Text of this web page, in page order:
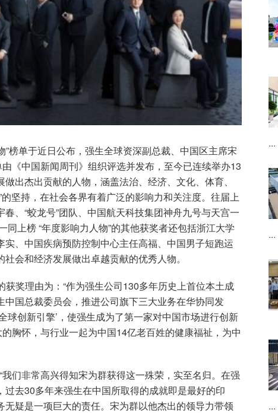
”榜单于近日公布，强生全球资深副总裁、中国区主席宋
《中国新闻周刊》组织评选并发布，至今已连续举办13
出杰出贡献的人物，涵盖法治、经济、文化、体育、
坚持，在社会各界有着广泛的影响力和关注度。往届上
、“蛟龙号”团队、中国航天科技集团神舟九号与天宫一
上榜 “年度影响力人物”的其他获奖者还包括浙江大学
、中国疾病预防控制中心主任高福、中国男子短跑运
会和经济发展做出卓越贡献的优秀人物。
获奖理由为：“作为强生公司130多年历史上首位本土成
国总裁委员会，推进公司旗下三大业务在华协同发
球创新引擎’，使强生成为了第一家对中国市场进行创新
胸怀，与行业一起为中国14亿老百姓的健康福祉，为中
们非常高兴得知宋为群获得这一殊荣，实至名归。在强
去30多年来强生在中国所取得的成就即是最好的印
疑是一项巨大的责任。宋为群以他杰出的领导力带领
...
...
...